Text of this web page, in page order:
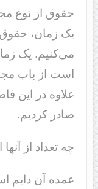
حقوق از نوع
یک زمان،
می‌کنیم. یک
است از باب
صادر کردیم.
چه تعداد از
عمده آن دایم